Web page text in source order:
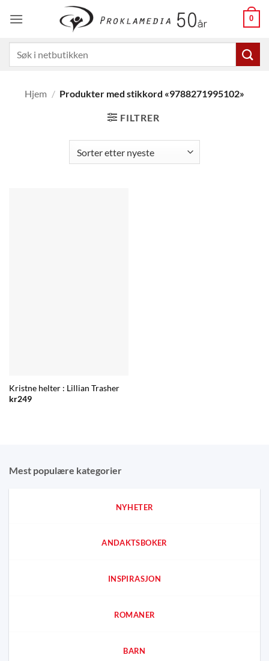
0
etter:
Hjem / Produkter med stikkord «9788271995102»
FILTRER
Kristne helter : Lillian Trasher
kr249
Mest populære kategorier
NYHETER
ANDAKTSBOKER
INSPIRASJON
ROMANER
BARN